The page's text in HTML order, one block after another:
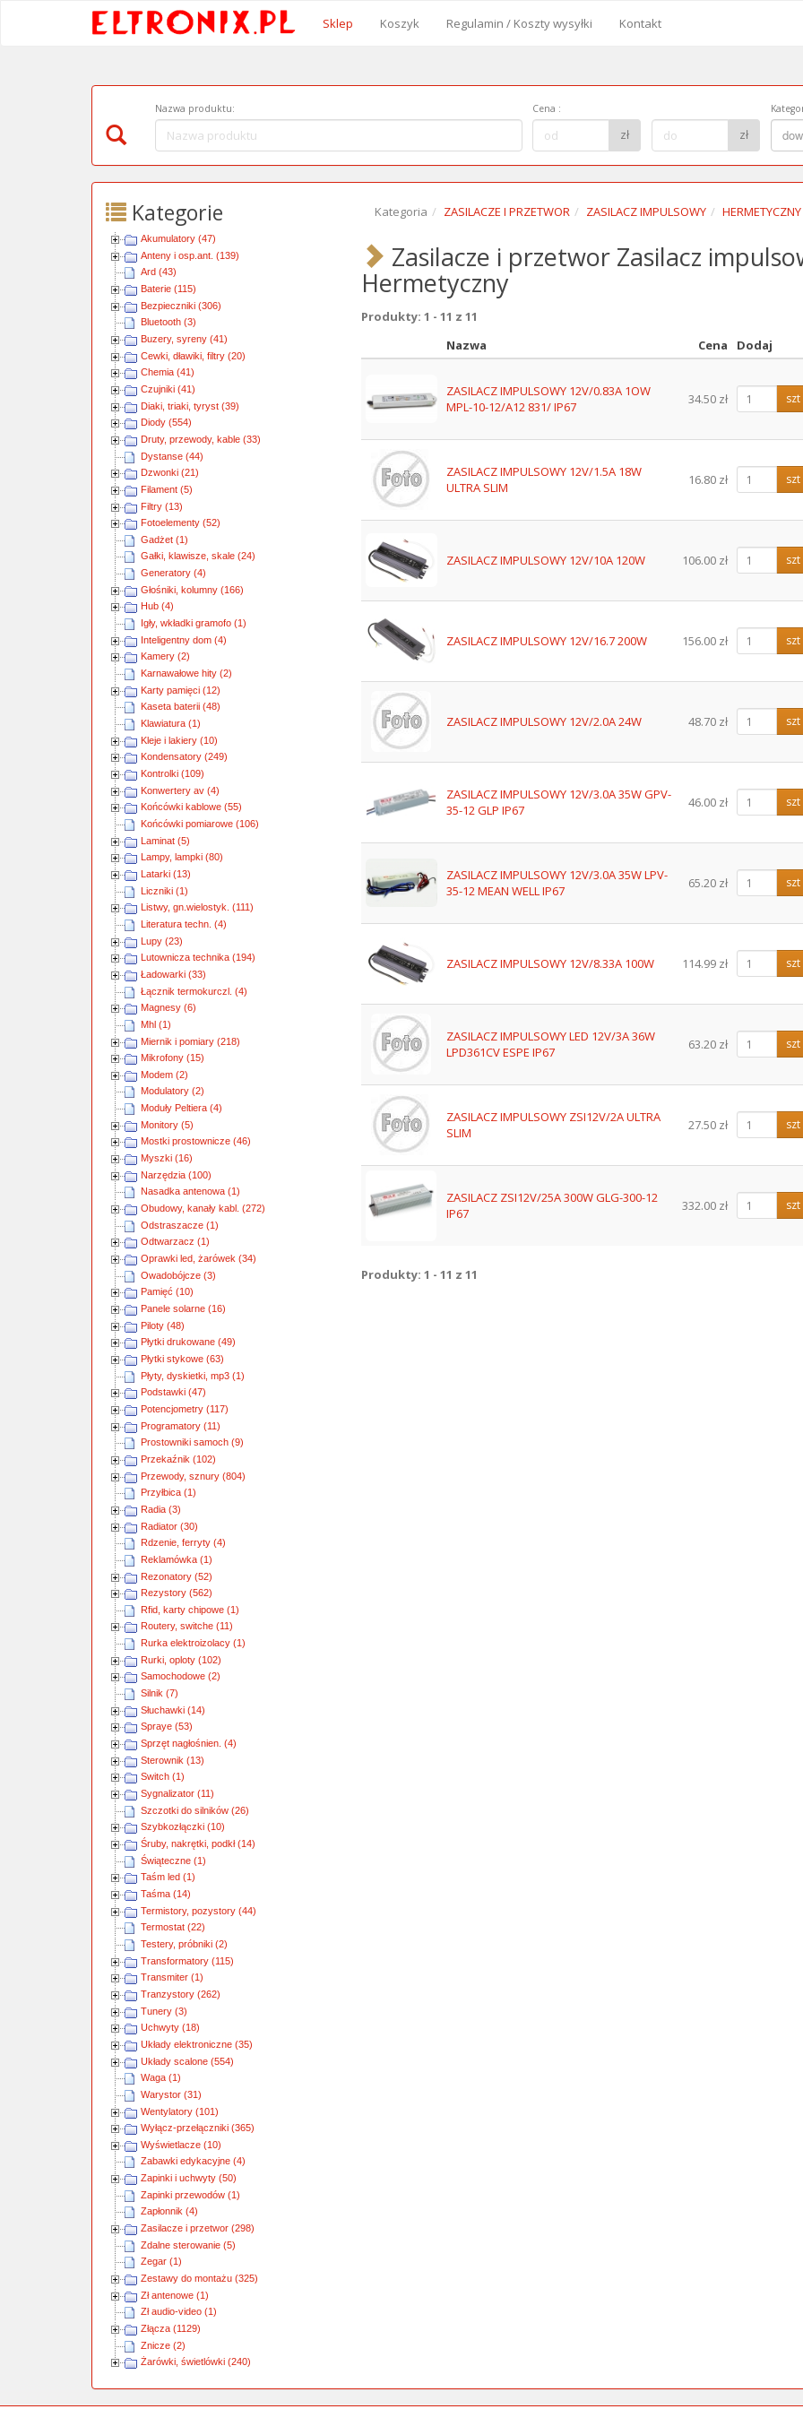
Sklep Koszyk Regulamin / Koszty wysyłki Kontakt
Nazwa produktu: Cena od
:
zł
do:
zł
Kategorie
Akumulatory (47)
Anteny i osp.ant. (139)
Ard (43)
Baterie (115)
Bezpieczniki (306)
Bluetooth (3)
Buzery, syreny (41)
Cewki, dławiki, filtry (20)
Chemia (41)
Czujniki (41)
Diaki, triaki, tyryst (39)
Diody (554)
Druty, przewody, kable (33)
Dystanse (44)
Dzwonki (21)
Filament (5)
Filtry (13)
Fotoelementy (52)
Gadżet (1)
Gałki, klawisze, skale (24)
Generatory (4)
Głośniki, kolumny (166)
Hub (4)
Igły, wkładki gramofo (1)
Inteligentny dom (4)
Kamery (2)
Karnawałowe hity (2)
Karty pamięci (12)
Kaseta baterii (48)
Klawiatura (1)
Kleje i lakiery (10)
Kondensatory (249)
Kontrolki (109)
Konwertery av (4)
Końcówki kablowe (55)
Końcówki pomiarowe (106)
Laminat (5)
Lampy, lampki (80)
Latarki (13)
Liczniki (1)
Listwy, gn.wielostyk. (111)
Literatura techn. (4)
Lupy (23)
Lutownicza technika (194)
Ładowarki (33)
Łącznik termokurczl. (4)
Magnesy (6)
Mhl (1)
Miernik i pomiary (218)
Mikrofony (15)
Modem (2)
Modulatory (2)
Moduły Peltiera (4)
Monitory (5)
Mostki prostownicze (46)
Myszki (16)
Narzędzia (100)
Nasadka antenowa (1)
Obudowy, kanały kabl. (272)
Odstraszacze (1)
Odtwarzacz (1)
Oprawki led, żarówek (34)
Owadobójcze (3)
Pamięć (10)
Panele solarne (16)
Piloty (48)
Płytki drukowane (49)
Płytki stykowe (63)
Płyty, dyskietki, mp3 (1)
Podstawki (47)
Potencjometry (117)
Programatory (11)
Prostowniki samoch (9)
Przekaźnik (102)
Przewody, sznury (804)
Przyłbica (1)
Radia (3)
Radiator (30)
Rdzenie, ferryty (4)
Reklamówka (1)
Rezonatory (52)
Rezystory (562)
Rfid, karty chipowe (1)
Routery, switche (11)
Rurka elektroizolacy (1)
Rurki, oploty (102)
Samochodowe (2)
Silnik (7)
Słuchawki (14)
Spraye (53)
Sprzęt nagłośnien. (4)
Sterownik (13)
Switch (1)
Sygnalizator (11)
Szczotki do silników (26)
Szybkozłączki (10)
Śruby, nakrętki, podkł (14)
Świąteczne (1)
Taśm led (1)
Taśma (14)
Termistory, pozystory (44)
Termostat (22)
Testery, próbniki (2)
Transformatory (115)
Transmiter (1)
Tranzystory (262)
Tunery (3)
Uchwyty (18)
Układy elektroniczne (35)
Układy scalone (554)
Waga (1)
Warystor (31)
Wentylatory (101)
Wyłącz-przełączniki (365)
Wyświetlacze (10)
Zabawki edykacyjne (4)
Zapinki i uchwyty (50)
Zapinki przewodów (1)
Zapłonnik (4)
Zasilacze i przetwor (298)
Zdalne sterowanie (5)
Zegar (1)
Zestawy do montażu (325)
Zł antenowe (1)
Zł audio-video (1)
Złącza (1129)
Znicze (2)
Żarówki, świetlówki (240)
Kategoria ZASILACZE I PRZETWOR ZASILACZ IMPULSOWY HERMETYCZNY
Zasilacze i przetwor Zasilacz
Hermetyczny
Produkty: 1 - 11 z 11
Obraz
Nazwa Cena Dodaj
ZASILACZ IMPULSOWY 12V/0.83A 1OW
MPL-10-12/A12 831/ IP67
34.50 zł szt
ZASILACZ IMPULSOWY 12V/1.5A 18W
ULTRA SLIM
16.80 zł szt
ZASILACZ IMPULSOWY 12V/10A 120W 106.00 zł szt
ZASILACZ IMPULSOWY 12V/16.7 200W 156.00 zł szt
ZASILACZ IMPULSOWY 12V/2.0A 24W 48.70 zł szt
ZASILACZ IMPULSOWY 12V/3.0A 35W GPV-
35-12 GLP IP67
46.00 zł szt
ZASILACZ IMPULSOWY 12V/3.0A 35W LPV-
35-12 MEAN WELL IP67
65.20 zł szt
ZASILACZ IMPULSOWY 12V/8.33A 100W 114.99 zł szt
ZASILACZ IMPULSOWY LED 12V/3A 36W
LPD361CV ESPE IP67
63.20 zł szt
ZASILACZ IMPULSOWY ZSI12V/2A ULTRA
SLIM
27.50 zł szt
ZASILACZ ZSI12V/25A 300W GLG-300-12
IP67
332.00 zł szt
Produkty: 1 - 11 z 11